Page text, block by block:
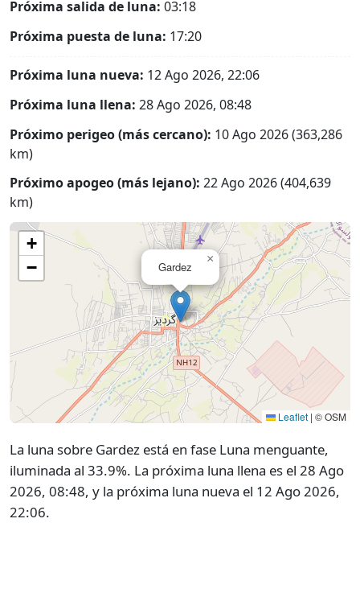
Próxima salida de luna: 03:18
Próxima puesta de luna: 17:20
Próxima luna nueva: 12 Ago 2026, 22:06
Próxima luna llena: 28 Ago 2026, 08:48
Próximo perigeo (más cercano): 10 Ago 2026 (363,286
km)
Próximo apogeo (más lejano): 22 Ago 2026 (404,639
km)
Gardez
×
+
−
Leaflet | © OSM
La luna sobre Gardez está en fase Luna menguante,
iluminada al 33.9%. La próxima luna llena es el 28 Ago
2026, 08:48, y la próxima luna nueva el 12 Ago 2026,
22:06.